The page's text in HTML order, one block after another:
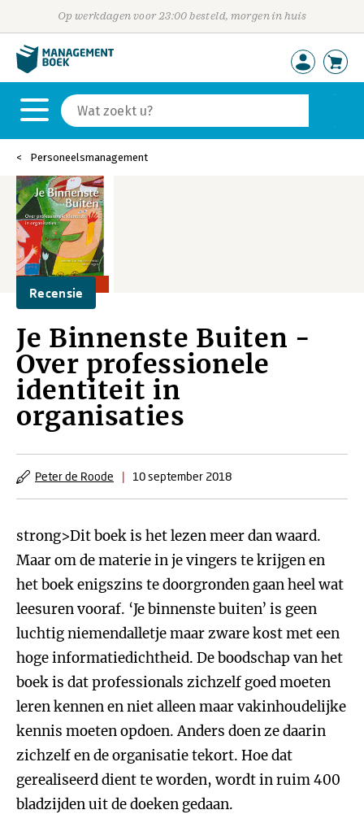
Op werkdagen voor 23:00 besteld, morgen in huis
Personeelsmanagement
Recensie
Je Binnenste Buiten -
Over professionele
identiteit in
organisaties
Peter de Roode | 10 september 2018
strong>Dit boek is het lezen meer dan waard.
Maar om de materie in je vingers te krijgen en
het boek enigszins te doorgronden gaan heel wat
leesuren vooraf. ‘Je binnenste buiten’ is geen
luchtig niemendalletje maar zware kost met een
hoge informatiedichtheid. De boodschap van het
boek is dat professionals zichzelf goed moeten
leren kennen en niet alleen maar vakinhoudelijke
kennis moeten opdoen. Anders doen ze daarin
zichzelf en de organisatie tekort. Hoe dat
gerealiseerd dient te worden, wordt in ruim 400
bladzijden uit de doeken gedaan.